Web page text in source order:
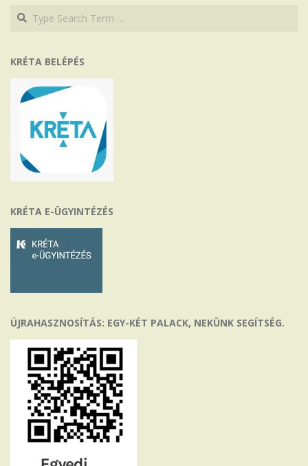
Search
Search
KRÉTA BELÉPÉS
KRÉTA E-ÜGYINTÉZÉS
ÚJRAHASZNOSÍTÁS: EGY-KÉT PALACK, NEKÜNK SEGÍTSÉG.